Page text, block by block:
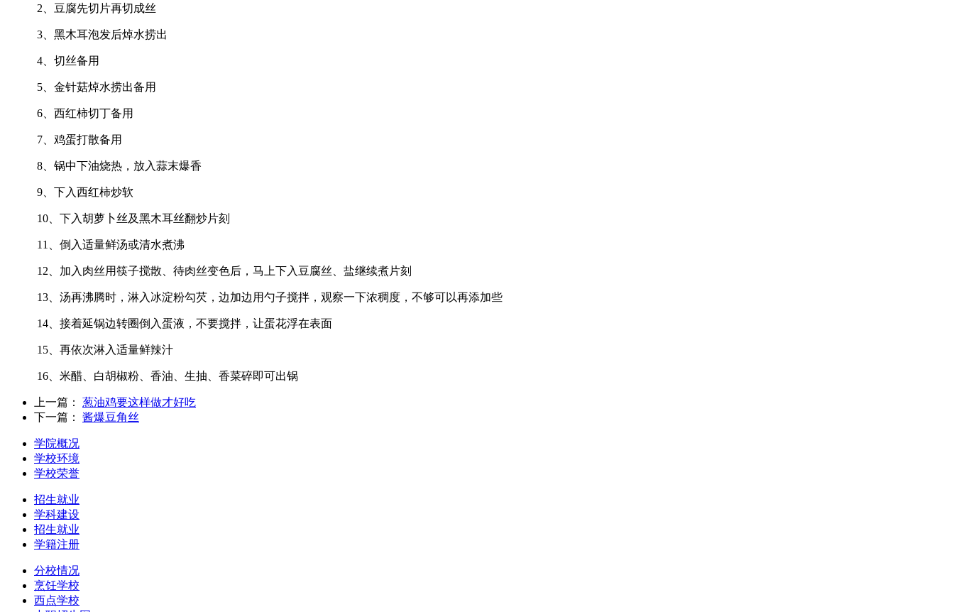
2、豆腐先切片再切成丝
3、黑木耳泡发后焯水捞出
4、切丝备用
5、金针菇焯水捞出备用
6、西红柿切丁备用
7、鸡蛋打散备用
8、锅中下油烧热，放入蒜末爆香
9、下入西红柿炒软
10、下入胡萝卜丝及黑木耳丝翻炒片刻
11、倒入适量鲜汤或清水煮沸
12、加入肉丝用筷子搅散、待肉丝变色后，马上下入豆腐丝、盐继续煮片刻
13、汤再沸腾时，淋入冰淀粉勾芡，边加边用勺子搅拌，观察一下浓稠度，不够可以再添加些
14、接着延锅边转圈倒入蛋液，不要搅拌，让蛋花浮在表面
15、再依次淋入适量鲜辣汁
16、米醋、白胡椒粉、香油、生抽、香菜碎即可出锅
上一篇： 葱油鸡要这样做才好吃
下一篇： 酱爆豆角丝
学院概况
学校环境
学校荣誉
招生就业
学科建设
招生就业
学籍注册
分校情况
烹饪学校
西点学校